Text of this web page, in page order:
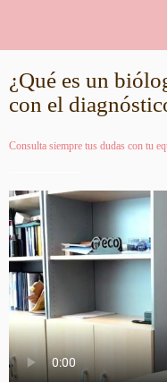
¿Qué es un
con el
Consulta siempre tus dudas con tu